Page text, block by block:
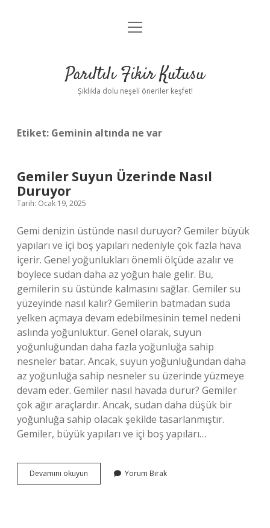
Anasayfa
Yasal Uyarı
menüyü
Parıltılı Fikir Kutusu
Şıklıkla dolu neşeli öneriler keşfet!
Etiket: Geminin altında ne var
Gemiler Suyun Üzerinde Nasıl
Duruyor
Tarih: Ocak 19, 2025
Gemi denizin üstünde nasıl duruyor? Gemiler büyük
yapıları ve içi boş yapıları nedeniyle çok fazla hava
içerir. Genel yoğunlukları önemli ölçüde azalır ve
böylece sudan daha az yoğun hale gelir. Bu,
gemilerin su üstünde kalmasını sağlar. Gemiler su
yüzeyinde nasıl kalır? Gemilerin batmadan suda
yelken açmaya devam edebilmesinin temel nedeni
aslında yoğunluktur. Genel olarak, suyun
yoğunluğundan daha fazla yoğunluğa sahip
nesneler batar. Ancak, suyun yoğunluğundan daha
az yoğunluğa sahip nesneler su üzerinde yüzmeye
devam eder. Gemiler nasıl havada durur? Gemiler
çok ağır araçlardır. Ancak, sudan daha düşük bir
yoğunluğa sahip olacak şekilde tasarlanmıştır.
Gemiler, büyük yapıları ve içi boş yapıları…
Devamını okuyun Gemiler
Suyun
Yorum Bırak